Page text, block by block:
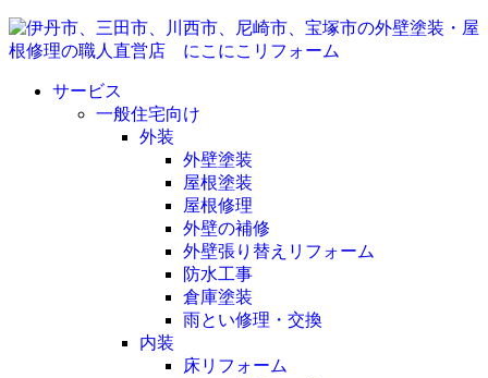
サービス
一般住宅向け
外装
外壁塗装
屋根塗装
屋根修理
外壁の補修
外壁張り替えリフォーム
防水工事
倉庫塗装
雨とい修理・交換
内装
床リフォーム